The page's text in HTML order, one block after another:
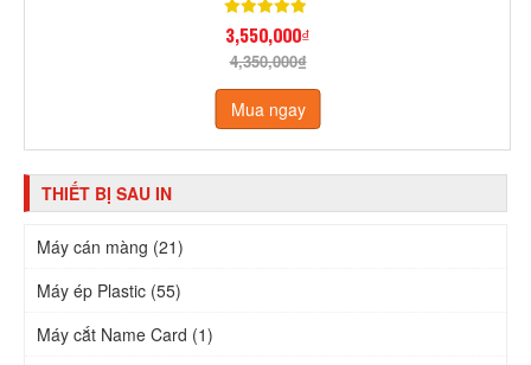
3,550,000₫
4,350,000₫
Mua ngay
THIẾT BỊ SAU IN
Máy cán màng (21)
Máy ép Plastic (55)
Máy cắt Name Card (1)